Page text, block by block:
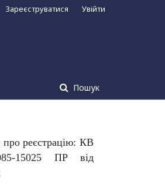
Пошук
Зареєструватися Увійти
про реєстрацію: КВ
15025 ПР від